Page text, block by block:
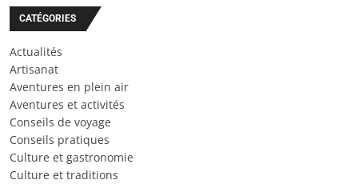
CATÉGORIES
Actualités
Artisanat
Aventures en plein air
Aventures et activités
Conseils de voyage
Conseils pratiques
Culture et gastronomie
Culture et traditions